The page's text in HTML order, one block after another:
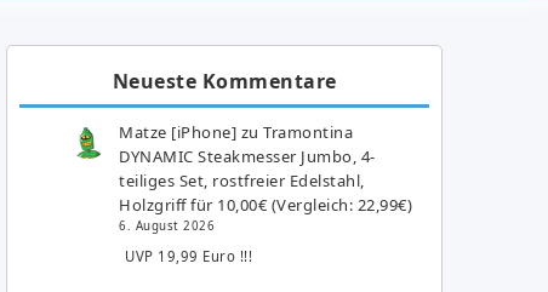
Neueste Kommentare
Matze [iPhone] zuTramontina
DYNAMIC Steakmesser Jumbo, 4-
teiliges Set, rostfreier Edelstahl,
Holzgriff für 10,00€ (Vergleich: 22,99€)
6. August 2026
UVP 19,99 Euro !!!